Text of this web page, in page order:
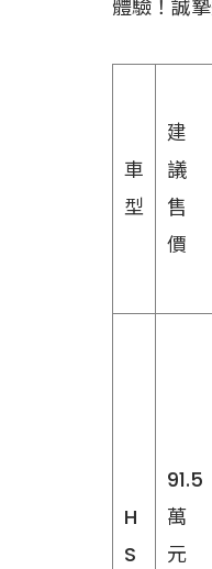
體驗！誠
車
型
建
議
售
價
H
S
91.5
萬
元